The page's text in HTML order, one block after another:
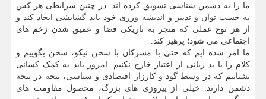
ما را به دشمن شناسی تشویق کرده اند. در چنین شرایطی هر کس
به حسب توان و تدبیر و اندیشه ورزی خود باید گشایشی ایجاد کند و
از هر نوع عملی که منجر به تاریکی فضا و عمیق شدن زخم های
اجتماعی می شود؛ پرهیز کند.
ما امر شده ایم که حتی با مشرکان با سخن نیکو، سخن بگوییم و
کلام را با بد زبانی از اعتبار خارج نکنیم. امروز باید به کمک کسانی
بشتابیم که در وسط گود و کارزار اقتصادی و سیاسی، پنجه در پنجه
دشمن دارند. خیلی از پیروزی های بزرگ، محصول مقاومت های